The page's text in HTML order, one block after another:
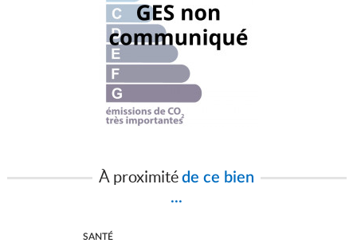
À proximitéde ce bien
...
SANTÉ